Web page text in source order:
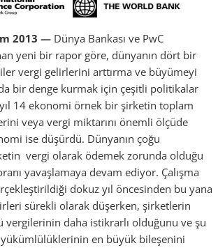
2013 — Dünya Bankası ve PwC
yeni bir rapor göre, dünyanın dört bir
vergi gelirlerini arttırma ve büyümeyi
bir denge kurmak için çeşitli politikalar
14 ekonomi örnek bir şirketin toplam
veya vergi miktarını önemli ölçüde
ise düşürdü. Dünyanın çoğu
vergi olarak ödemek zorunda olduğu
yavaşlamaya devam ediyor. Çalışma
dokuz yıl öncesinden bu yana
sürekli olarak düşerken, şirketlerin
vergilerinin daha istikrarlı olduğunu ve şu
en büyük bileşenini